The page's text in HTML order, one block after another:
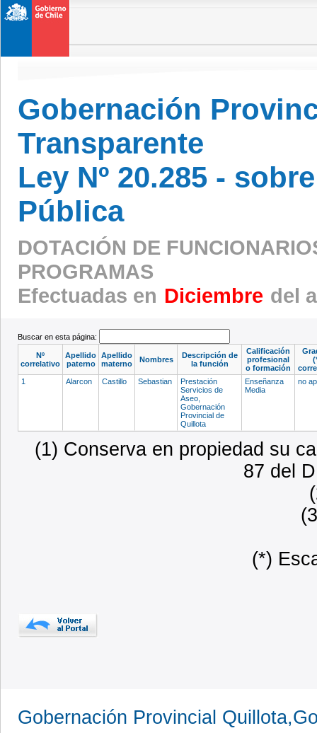
Gobernación
Transparente
Ley Nº 20.285 -
Pública
DOTACIÓN DE
PROGRAMAS
Efectuadas en Diciembre del
Buscar en esta página:
Nº
correlativo
Apellido
paterno
Apellido
materno
Nombres
Descripción de
la función
Calificación
profesional
o formación
1
Alarcon Castillo Sebastian
Prestación
Servicios de
Aseo,
Gobernación
Provincial de
Quillota
Enseñanza
Media
no
(1) Conserva en propiedad su
87 del
(*)
Gobernación Provincial